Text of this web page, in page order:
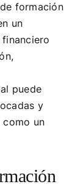
formación
un
puede
y
como un